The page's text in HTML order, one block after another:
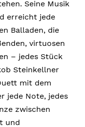
Seine Musik
erreicht jede
Balladen, die
virtuosen
– jedes Stück
Steinkellner
mit dem
jede Note, jedes
zwischen
und